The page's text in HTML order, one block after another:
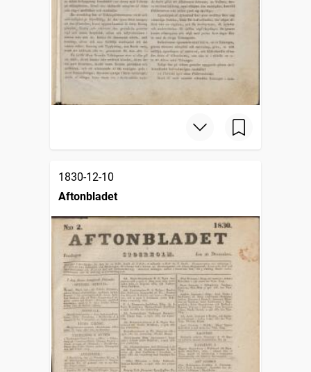
1830-12-10
Aftonbladet